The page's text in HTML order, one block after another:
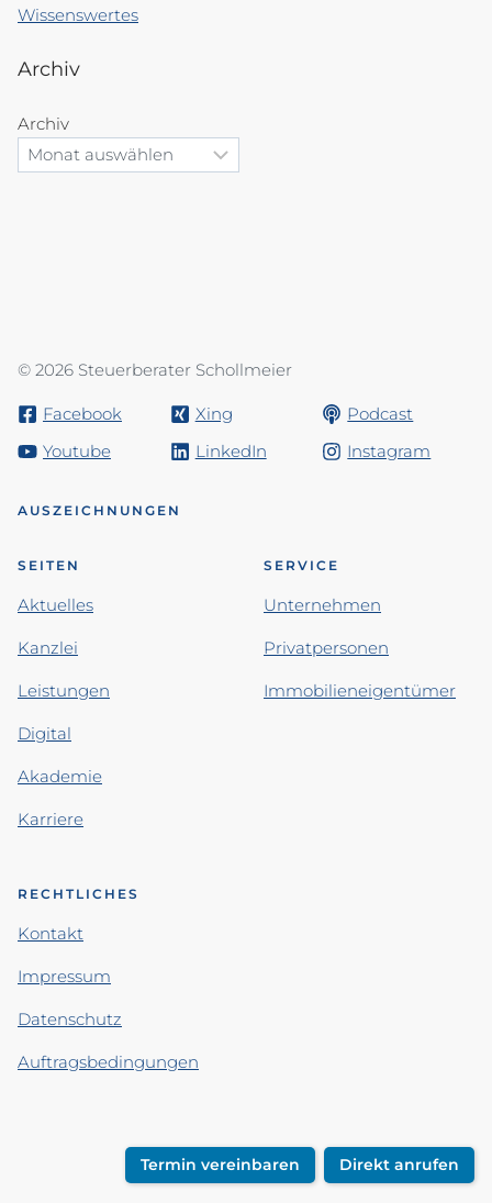
Wissenswertes
Archiv
Archiv
© 2026 Steuerberater Schollmeier
Facebook Xing
Podcast
Youtube
LinkedIn Instagram
AUSZEICHNUNGEN
SEITEN
Aktuelles
Kanzlei
Leistungen
Digital
Akademie
Karriere
SERVICE
Unternehmen
Privatpersonen
Immobilieneigentümer
RECHTLICHES
Kontakt
Impressum
Datenschutz
Auftragsbedingungen
Termin vereinbaren Direkt anrufen